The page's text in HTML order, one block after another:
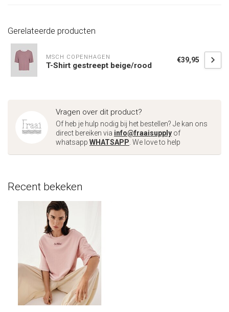
Gerelateerde producten
MSCH COPENHAGEN
T-Shirt gestreept beige/rood
€39,95
Vragen over dit product?
Of heb je hulp nodig bij het bestellen? Je kan ons
direct bereiken via info@fraaisupply of
whatsapp WHATSAPP . We love to help
Recent bekeken